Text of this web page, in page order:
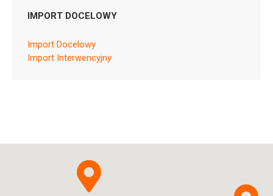
InPharm Sp. z o.o.
IMPORT DOCELOWY
Import Docelowy
Import Interwencyjny